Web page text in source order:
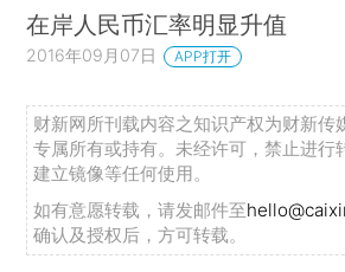
在岸人民币汇率明显升值
2016年09月07日 APP打开
财新网所刊载内容之知识产权为财新传
专属所有或持有。未经许可，禁止进行
建立镜像等任何使用。
如有意愿转载，请发邮件至
确认及授权后，方可转载。